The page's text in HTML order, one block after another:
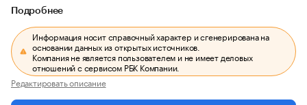
Подробнее
Информация носит справочный характер и сгенерирована на
основании данных из открытых источников.
Компания не является пользователем и не имеет деловых
отношений с сервисом РБК Компании.
Редактировать описание